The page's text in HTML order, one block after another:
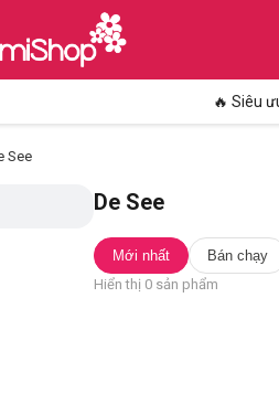
🔥 Siêu
See
De See
Mới nhất Bán chạy
Hiển thị 0 sản phẩm